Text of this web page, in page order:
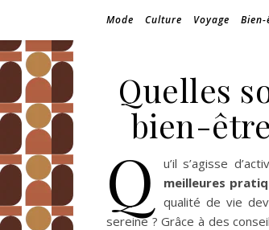
Mode Culture Voyage
Quelles
bien-
Q
u’il s’agisse
meilleures
qualité de vie
sereine ? Grâce à des